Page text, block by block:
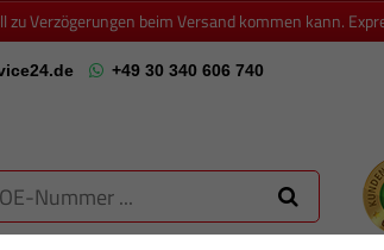
Verzögerungen beim Versand kommen kann.
+49 30 340 606 740